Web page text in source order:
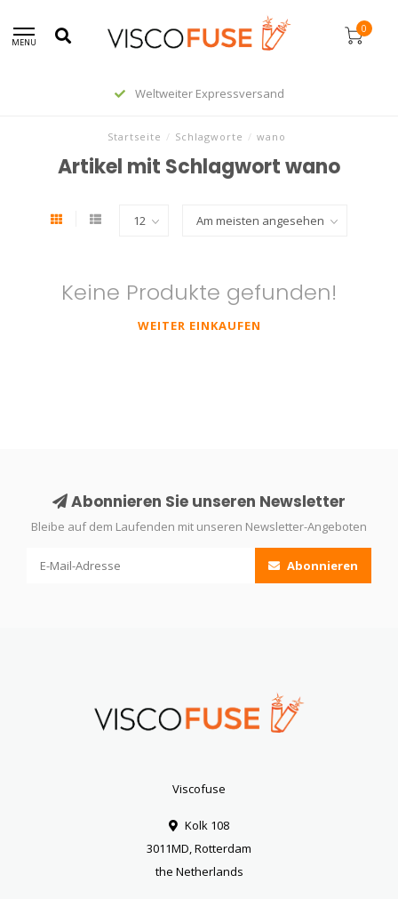
MENU
0
Weltweiter Expressversand
Startseite / Schlagworte / wano
Artikel mit Schlagwort wano
Keine Produkte gefunden!
WEITER EINKAUFEN
Abonnieren Sie unseren Newsletter
Bleibe auf dem Laufenden mit unseren Newsletter-Angeboten
Abonnieren
Viscofuse
Kolk 108
3011MD, Rotterdam
the Netherlands